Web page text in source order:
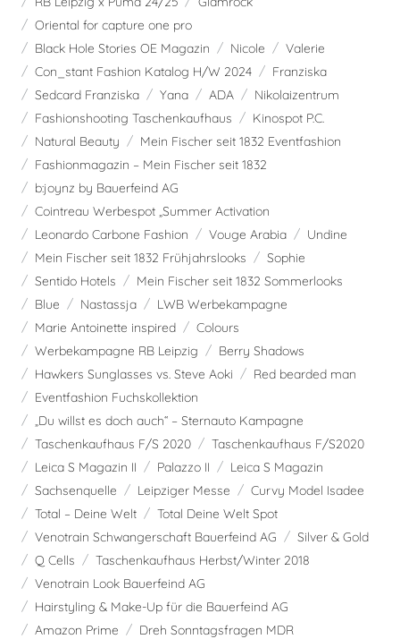
Oriental for capture one pro
Black Hole Stories OE Magazin
Nicole
Valerie
Con_stant Fashion Katalog H/W 2024
Franziska
Sedcard Franziska
Yana ADA
Nikolaizentrum
Fashionshooting Taschenkaufhaus
Kinospot P.C.
Natural Beauty
Mein Fischer seit 1832 Eventfashion
Fashionmagazin – Mein Fischer seit 1832
b:joynz by Bauerfeind AG
Cointreau Werbespot „Summer Activation
Leonardo Carbone Fashion
Vouge Arabia
Undine
Mein Fischer seit 1832 Frühjahrslooks
Sophie
Sentido Hotels
Mein Fischer seit 1832 Sommerlooks
Blue
Nastassja
LWB Werbekampagne
Marie Antoinette inspired
Colours
Werbekampagne RB Leipzig
Berry Shadows
Hawkers Sunglasses vs. Steve Aoki
Red bearded man
Eventfashion Fuchskollektion
„Du willst es doch auch“ – Sternauto Kampagne
Taschenkaufhaus F/S 2020
Taschenkaufhaus F/S2020
Leica S Magazin II
Palazzo II
Leica S Magazin
Sachsenquelle
Leipziger Messe
Curvy Model Isadee
Total – Deine Welt
Total Deine Welt Spot
Venotrain Schwangerschaft Bauerfeind AG
Silver & Gold
Q Cells
Taschenkaufhaus Herbst/Winter 2018
Venotrain Look Bauerfeind AG
Hairstyling & Make-Up für die Bauerfeind AG
Amazon Prime
Dreh Sonntagsfragen MDR